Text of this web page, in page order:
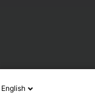
English